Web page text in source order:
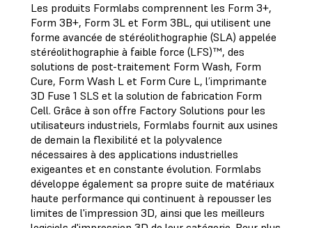
Les produits Formlabs comprennent les Form 3+,
Form 3B+, Form 3L et Form 3BL, qui utilisent une
forme avancée de stéréolithographie (SLA) appelée
stéréolithographie à faible force (LFS)™, des
solutions de post-traitement Form Wash, Form
Cure, Form Wash L et Form Cure L, l’imprimante
3D Fuse 1 SLS et la solution de fabrication Form
Cell. Grâce à son offre Factory Solutions pour les
utilisateurs industriels, Formlabs fournit aux usines
de demain la flexibilité et la polyvalence
nécessaires à des applications industrielles
exigeantes et en constante évolution. Formlabs
développe également sa propre suite de matériaux
haute performance qui continuent à repousser les
limites de l'impression 3D, ainsi que les meilleurs